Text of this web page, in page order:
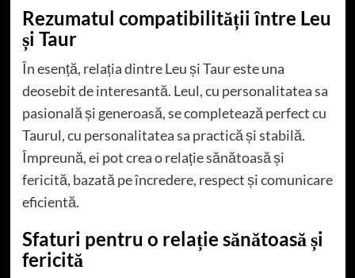
Rezumatul compatibilității între Leu
și Taur
În esență, relația dintre Leu și Taur este una
deosebit de interesantă. Leul, cu personalitatea sa
pasională și generoasă, se completează perfect cu
Taurul, cu personalitatea sa practică și stabilă.
Împreună, ei pot crea o relație sănătoasă și
fericită, bazată pe încredere, respect și comunicare
eficientă.
Sfaturi pentru o relație sănătoasă și
fericită